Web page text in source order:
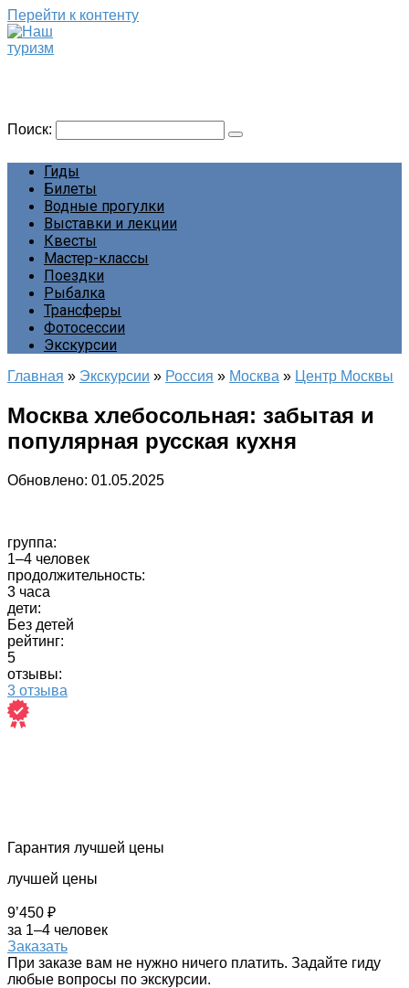
Перейти к контенту
Поиск:
Гиды
Билеты
Водные прогулки
Выставки и лекции
Квесты
Мастер-классы
Поездки
Рыбалка
Трансферы
Фотосессии
Экскурсии
Главная » Экскурсии » Россия » Москва » Центр Москвы
Москва хлебосольная: забытая и
популярная русская кухня
Обновлено: 01.05.2025
группа:
1–4 человек
продолжительность:
3 часа
дети:
Без детей
рейтинг:
5
отзывы:
3 отзыва
Гарантия лучшей цены
лучшей цены
9’450 ₽
за 1–4 человек
Заказать
При заказе вам не нужно ничего платить. Задайте гиду
любые вопросы по экскурсии.